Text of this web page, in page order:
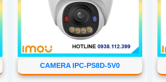
CAMERA IPC-PS8D-5V0